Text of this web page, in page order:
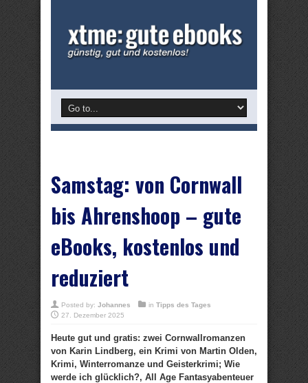
Samstag: von Cornwall
bis Ahrenshoop – gute
eBooks, kostenlos und
reduziert
Posted by: Johannes in Tipps des Tages
27. Dezember 2025
Heute gut und gratis: zwei Cornwallromanzen
von Karin Lindberg, ein Krimi von Martin Olden,
Krimi, Winterromanze und Geisterkrimi; Wie
werde ich glücklich?, All Age Fantasyabenteuer